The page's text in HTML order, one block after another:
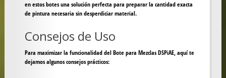
en estos botes una solución perfecta para preparar la cantidad exacta
de pintura necesaria sin desperdiciar material.
Consejos de Uso
Para maximizar la funcionalidad del Bote para Mezclas DSPiAE, aquí te
dejamos algunos consejos prácticos: